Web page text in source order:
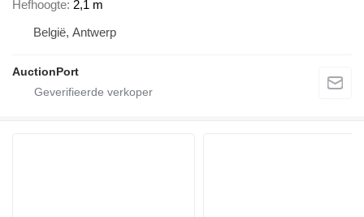
Hefhoogte 2,1 m
België, Antwerp
AuctionPort